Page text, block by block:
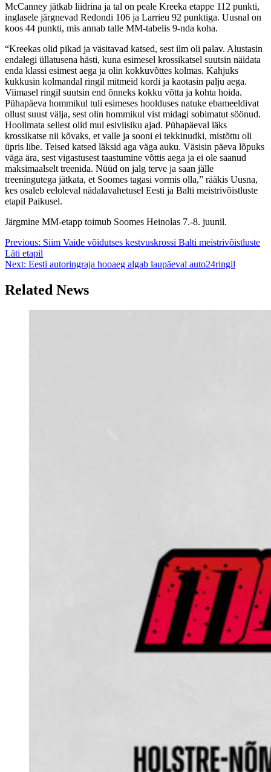
McCanney jätkab liidrina ja tal on peale Kreeka etappe 112 punkti,
inglasele järgnevad Redondi 106 ja Larrieu 92 punktiga. Uusnal on
koos 44 punkti, mis annab talle MM-tabelis 9-nda koha.
“Kreekas olid pikad ja väsitavad katsed, sest ilm oli palav. Alustasin
endalegi üllatusena hästi, kuna esimesel krossikatsel suutsin näidata
enda klassi esimest aega ja olin kokkuvõttes kolmas. Kahjuks
kukkusin kolmandal ringil mitmeid kordi ja kaotasin palju aega.
Viimasel ringil suutsin end õnneks kokku võtta ja kohta hoida.
Pühapäeva hommikul tuli esimeses hoolduses natuke ebameeldivat
ollust suust välja, sest olin hommikul vist midagi sobimatut söönud.
Hoolimata sellest olid mul esiviisiku ajad. Pühapäeval läks
krossikatse nii kõvaks, et valle ja sooni ei tekkinudki, mistõttu oli
üpris libe. Teised katsed läksid aga väga auku. Väsisin päeva lõpuks
väga ära, sest vigastusest taastumine võttis aega ja ei ole saanud
maksimaalselt treenida. Nüüd on jalg terve ja saan jälle
treeningutega jätkata, et Soomes tagasi vormis olla,” rääkis Uusna,
kes osaleb eeloleval nädalavahetusel Eesti ja Balti meistrivõistluste
etapil Paikusel.
Järgmine MM-etapp toimub Soomes Heinolas 7.-8. juunil.
Post
navigation
Previous: Siim Vaide võidutses kestvuskrossi Balti meistrivõistluste
Läti etapil
Next: Eesti autoringraja hooaeg algab laupäeval auto24ringil
Related News